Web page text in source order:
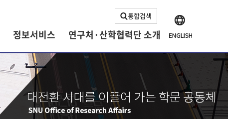
통합검색
정보서비스 연구처·산학협력단 소개